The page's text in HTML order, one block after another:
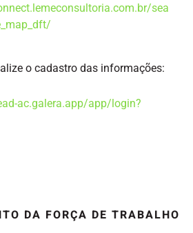
sea
lize o cadastro das informações:
ac.galera.app/app/login?
DA FORÇA DE TRABALHO